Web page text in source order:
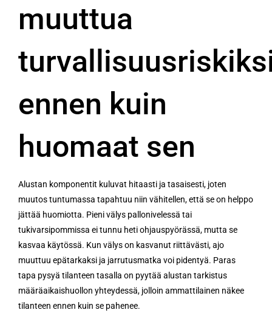
muuttua
ennen kuin
huomaat sen
Alustan komponentit kuluvat hitaasti ja tasaisesti, joten
muutos tuntumassa tapahtuu niin vähitellen, että se on helppo
jättää huomiotta. Pieni välys pallonivelessä tai
tukivarsipommissa ei tunnu heti ohjauspyörässä, mutta se
kasvaa käytössä. Kun välys on kasvanut riittävästi, ajo
muuttuu epätarkaksi ja jarrutusmatka voi pidentyä. Paras
tapa pysyä tilanteen tasalla on pyytää alustan tarkistus
määräaikaishuollon yhteydessä, jolloin ammattilainen näkee
tilanteen ennen kuin se pahenee.